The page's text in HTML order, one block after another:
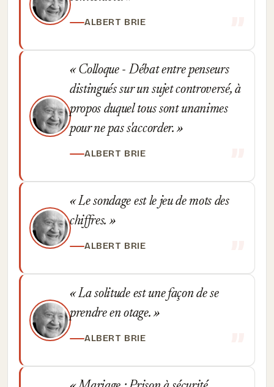
ALBERT BRIE
Colloque - Débat entre penseurs
distingués sur un sujet controversé, à
propos duquel tous sont unanimes
pour ne pas s'accorder.
ALBERT BRIE
Le sondage est le jeu de mots des
chiffres.
ALBERT BRIE
La solitude est une façon de se
prendre en otage.
ALBERT BRIE